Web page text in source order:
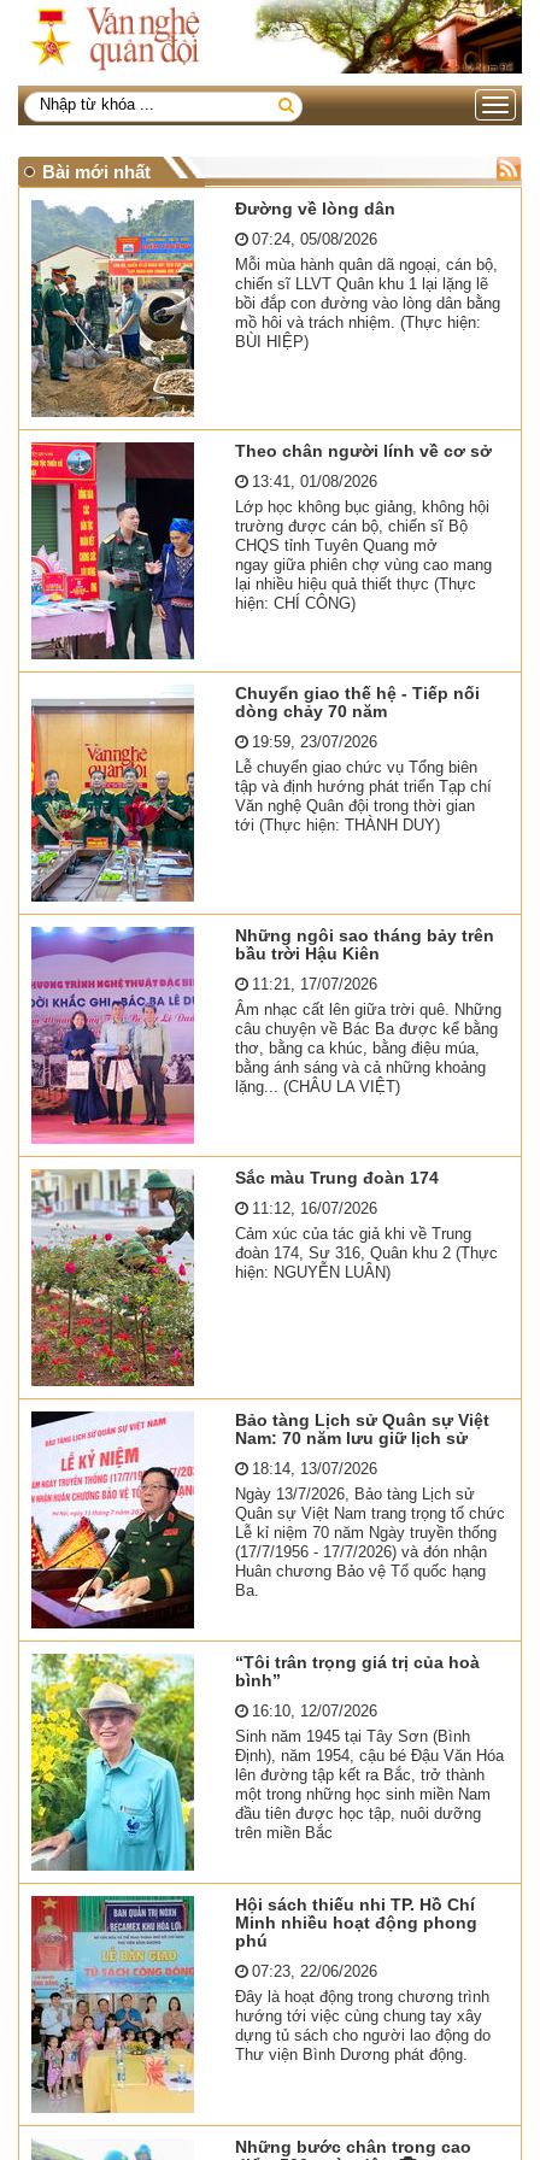
Toggle
Bài mới nhất
Đường về lòng dân
07:24, 05/08/2026
Mỗi mùa hành quân dã ngoại, cán bộ,
chiến sĩ LLVT Quân khu 1 lại lặng lẽ
bồi đắp con đường vào lòng dân bằng
mồ hôi và trách nhiệm. (Thực hiện:
BÙI HIỆP)
Theo chân người lính về cơ sở
13:41, 01/08/2026
Lớp học không bục giảng, không hội
trường được cán bộ, chiến sĩ Bộ
CHQS tỉnh Tuyên Quang mở
ngay giữa phiên chợ vùng cao mang
lại nhiều hiệu quả thiết thực (Thực
hiện: CHÍ CÔNG)
Chuyển giao thế hệ - Tiếp nối
dòng chảy 70 năm
19:59, 23/07/2026
Lễ chuyển giao chức vụ Tổng biên
tập và định hướng phát triển Tạp chí
Văn nghệ Quân đội trong thời gian
tới (Thực hiện: THÀNH DUY)
Những ngôi sao tháng bảy trên
bầu trời Hậu Kiên
11:21, 17/07/2026
Âm nhạc cất lên giữa trời quê. Những
câu chuyện về Bác Ba được kể bằng
thơ, bằng ca khúc, bằng điệu múa,
bằng ánh sáng và cả những khoảng
lặng... (CHÂU LA VIỆT)
Sắc màu Trung đoàn 174
11:12, 16/07/2026
Cảm xúc của tác giả khi về Trung
đoàn 174, Sư 316, Quân khu 2 (Thực
hiện: NGUYỄN LUÂN)
Bảo tàng Lịch sử Quân sự Việt
Nam: 70 năm lưu giữ lịch sử
18:14, 13/07/2026
Ngày 13/7/2026, Bảo tàng Lịch sử
Quân sự Việt Nam trang trọng tổ chức
Lễ kỉ niệm 70 năm Ngày truyền thống
(17/7/1956 - 17/7/2026) và đón nhận
Huân chương Bảo vệ Tổ quốc hạng
Ba.
“Tôi trân trọng giá trị của hoà
bình”
16:10, 12/07/2026
Sinh năm 1945 tại Tây Sơn (Bình
Định), năm 1954, cậu bé Đậu Văn Hóa
lên đường tập kết ra Bắc, trở thành
một trong những học sinh miền Nam
đầu tiên được học tập, nuôi dưỡng
trên miền Bắc
Hội sách thiếu nhi TP. Hồ Chí
Minh nhiều hoạt động phong
phú
07:23, 22/06/2026
Đây là hoạt động trong chương trình
hướng tới việc cùng chung tay xây
dựng tủ sách cho người lao động do
Thư viện Bình Dương phát động.
Những bước chân trong cao